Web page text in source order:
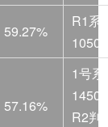
59.27%
R1系
1050
57.16%
1号
1450
R2判